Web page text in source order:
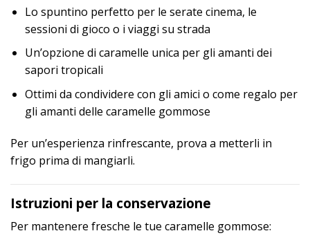
Lo spuntino perfetto per le serate cinema, le
sessioni di gioco o i viaggi su strada
Un’opzione di caramelle unica per gli amanti dei
sapori tropicali
Ottimi da condividere con gli amici o come regalo per
gli amanti delle caramelle gommose
Per un’esperienza rinfrescante, prova a metterli in
frigo prima di mangiarli.
Istruzioni per la conservazione
Per mantenere fresche le tue caramelle gommose: